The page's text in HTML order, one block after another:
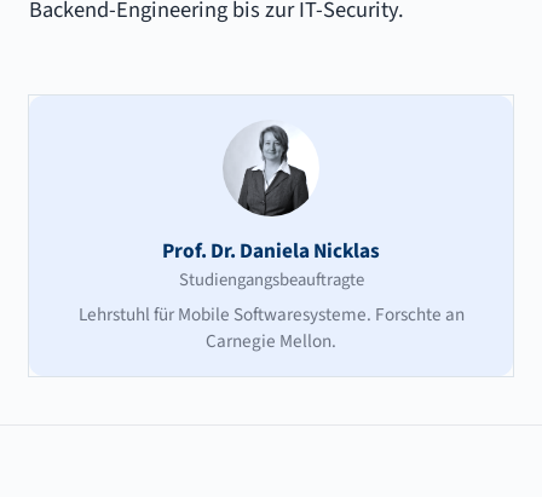
Backend-Engineering bis zur IT-Security.
Prof. Dr. Daniela Nicklas
Studiengangsbeauftragte
Lehrstuhl für Mobile Softwaresysteme. Forschte an
Carnegie Mellon.